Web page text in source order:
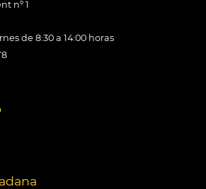
nº 1
de 8:30 a 14:00 horas